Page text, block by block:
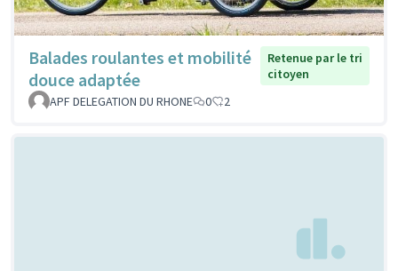
Balades roulantes et mobilité
douce adaptée
Retenue par le tri
citoyen
APF DELEGATION DU RHONE
0 2